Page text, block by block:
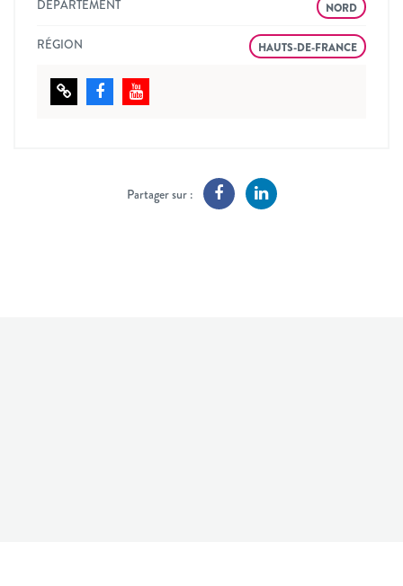
DÉPARTEMENT NORD
RÉGION HAUTS-DE-FRANCE
Partager sur :